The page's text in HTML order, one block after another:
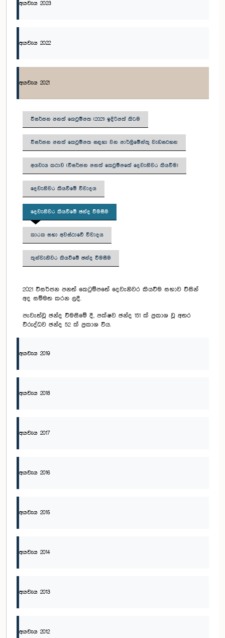
අයවැය 2023
අයවැය 2022
අයවැය 2021
විසර්ජන පනත් කෙටුම්පත (2021) ඉදිරිපත් කිරීම
විසර්ජන පනත් කෙටුම්පත සඳහා වන පාර්ලිමේන්තු වැඩසටහන
අයවැය කථාව (විසර්ජන පනත් කෙටුම්පතේ දෙවැනිවර කියවීම)
දෙවැනිවර කියවීමේ විවාදය
දෙවැනිවර කියවීමේ ඡන්ද විමසීම
කාරක සභා අවස්ථාවේ විවාදය
තුන්වැනිවර කියවීමේ ඡන්ද විමසීම
2021 විසර්ජන පනත් කෙටුම්පතේ දෙවැනිවර කියවීම සභාව විසින්
අද සම්මත කරන ලදී.
පැවැත්වූ ඡන්ද විමසීමේ දී, පක්ෂව ඡන්ද 151 ක් ප්‍රකාශ වූ අතර
විරුද්ධව ඡන්ද 52 ක් ප්‍රකාශ විය.
අයවැය 2019
අයවැය 2018
අයවැය 2017
අයවැය 2016
අයවැය 2015
අයවැය 2014
අයවැය 2013
අයවැය 2012